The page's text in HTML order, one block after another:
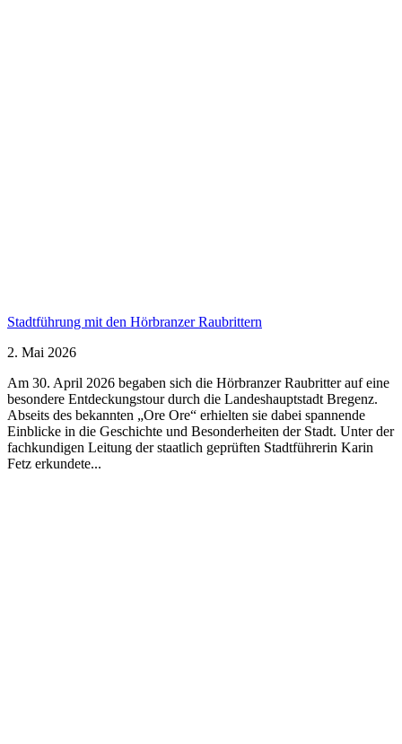
Stadtführung mit den Hörbranzer Raubrittern
2. Mai 2026
Am 30. April 2026 begaben sich die Hörbranzer Raubritter auf eine
besondere Entdeckungstour durch die Landeshauptstadt Bregenz.
Abseits des bekannten „Ore Ore“ erhielten sie dabei spannende
Einblicke in die Geschichte und Besonderheiten der Stadt. Unter der
fachkundigen Leitung der staatlich geprüften Stadtführerin Karin
Fetz erkundete...